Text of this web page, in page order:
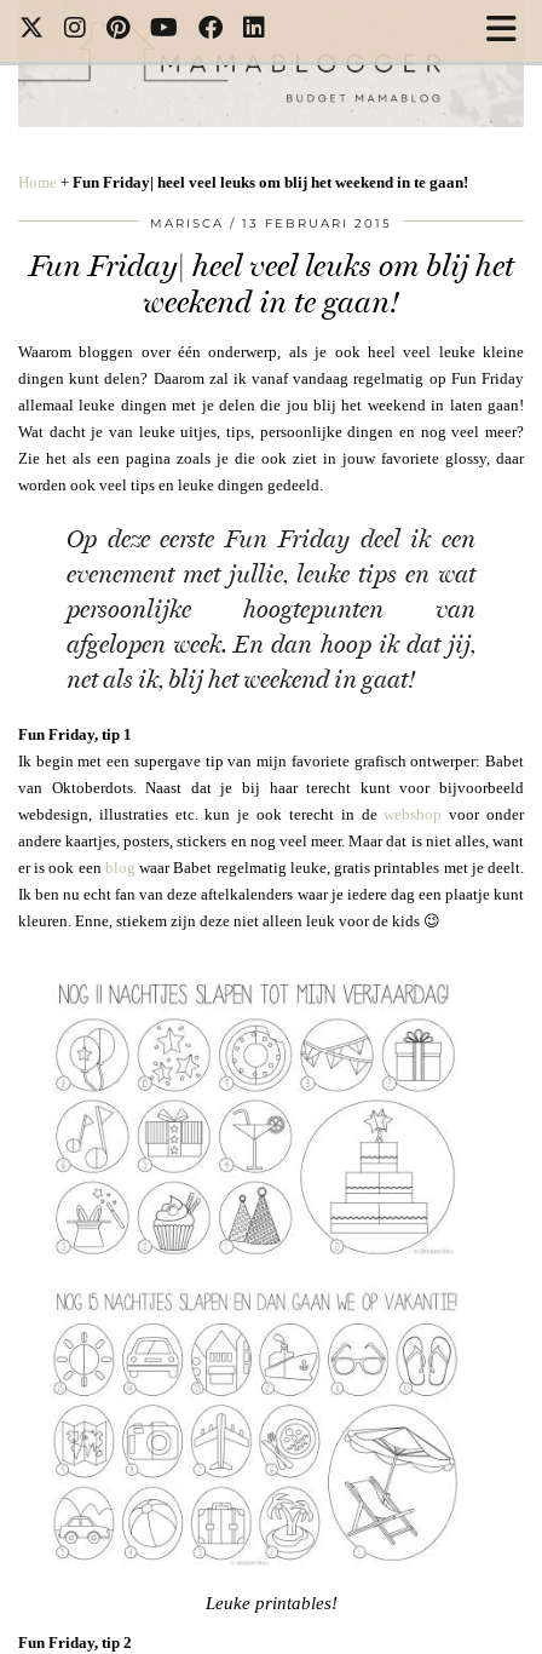
Home + Fun Friday| heel veel leuks om blij het weekend in te gaan!
MARISCA 13 FEBRUARI 2015
Fun Friday| heel veel leuks om blij het
weekend in te gaan!
Waarom bloggen over één onderwerp, als je ook heel veel leuke kleine
dingen kunt delen? Daarom zal ik vanaf vandaag regelmatig op Fun Friday
allemaal leuke dingen met je delen die jou blij het weekend in laten gaan!
Wat dacht je van leuke uitjes, tips, persoonlijke dingen en nog veel meer?
Zie het als een pagina zoals je die ook ziet in jouw favoriete glossy, daar
worden ook veel tips en leuke dingen gedeeld.
Op deze eerste Fun Friday deel ik een
evenement met jullie, leuke tips en wat
persoonlijke hoogtepunten van
afgelopen week. En dan hoop ik dat jij,
net als ik, blij het weekend in gaat!
Fun Friday, tip 1
Ik begin met een supergave tip van mijn favoriete grafisch ontwerper: Babet
van Oktoberdots. Naast dat je bij haar terecht kunt voor bijvoorbeeld
webdesign, illustraties etc. kun je ook terecht in dewebshop voor onder
andere kaartjes, posters, stickers en nog veel meer. Maar dat is niet alles, want
er is ook een blog waar Babet regelmatig leuke, gratis printables met je deelt.
Ik ben nu echt fan van deze aftelkalenders waar je iedere dag een plaatje kunt
kleuren. Enne, stiekem zijn deze niet alleen leuk voor de kids 😉
Leuke printables!
Fun Friday, tip 2